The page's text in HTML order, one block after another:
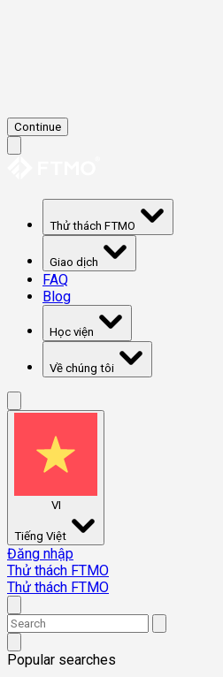
Continue
Thử thách FTMO
Giao dịch
FAQ
Blog
Học viện
Về chúng tôi
VI
Tiếng Việt
Đăng nhập
Thử thách FTMO
Thử thách FTMO
Popular searches